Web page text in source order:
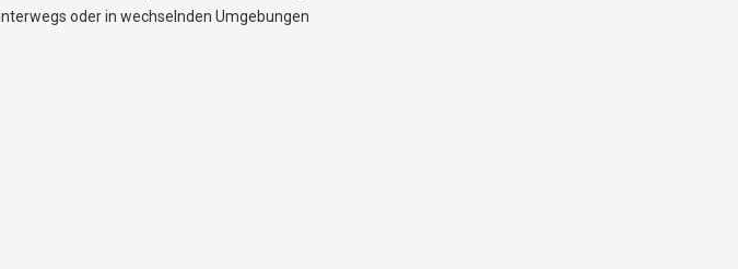
oder in wechselnden Umgebungen